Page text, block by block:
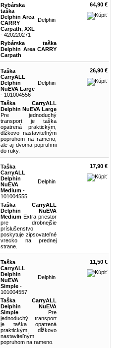
Rybárska
taška
Delphin Area
CARRY
Carpath, XXL
- 420220271
Delphin
Rybárska taška
Delphin Area CARRY
Carpath
64,90 €
Taška
CarryALL
Delphin
NuEVA Large
- 101004556
Delphin
Taška CarryALL
Delphin NuEVA Large
Pre jednoduchý
transport je taška
opatrená praktickým,
dĺžkovo nastaviteľným
popruhom na rameno,
ale aj dvoma popruhmi
do ruky.
26,90 €
Taška
CarryALL
Delphin
NuEVA
Medium -
101004555
Delphin
Taška CarryALL
Delphin NuEVA
Medium Extra priestor
pre drobnejšie
príslušenstvo
poskytuje zipsovateľné
vrecko na prednej
strane.
17,90 €
Taška
CarryALL
Delphin
NuEVA
Simple -
101004557
Delphin
Taška CarryALL
Delphin NuEVA
Simple Pre
jednoduchý transport
je taška opatrená
praktickým, dĺžkovo
nastaviteľným
popruhom na rameno.
11,50 €